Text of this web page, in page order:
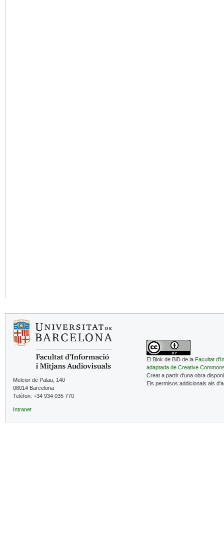
Melcior de Palau, 140
08014 Barcelona
Telèfon: +34 934 035 770
Intranet
El Blok de BiD de la Facultat
adaptada de Creative
Creat a partir d'una obra
Els permisos addicionals als